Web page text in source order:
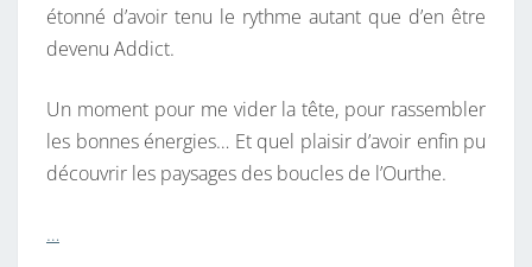
étonné d’avoir tenu le rythme autant que d’en être
devenu Addict.
Un moment pour me vider la tête, pour rassembler
les bonnes énergies… Et quel plaisir d’avoir enfin pu
découvrir les paysages des boucles de l’Ourthe.
…